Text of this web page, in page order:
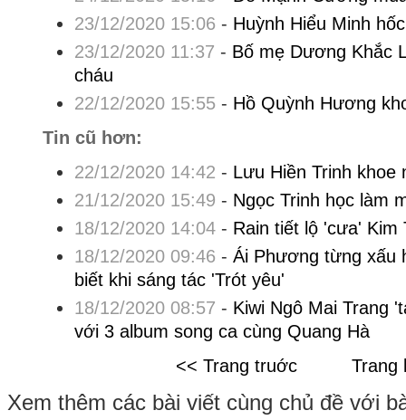
23/12/2020 15:06 - Huỳnh Hiểu Minh
23/12/2020 11:37 - Bố mẹ Dương Khắc
cháu
22/12/2020 15:55- Hồ Quỳnh Hương
Tin cũ hơn:
22/12/2020 14:42 - Lưu Hiền Trinh khoe
21/12/2020 15:49 - Ngọc Trinh học làm
18/12/2020 14:04- Rain tiết lộ 'cưa' Kim
18/12/2020 09:46 - Ái Phương từng xấu
biết khi sáng tác 'Trót yêu'
18/12/2020 08:57 - Kiwi Ngô Mai Trang
với 3 album song ca cùng Quang Hà
<< Trang truớc
Trang
Xem thêm các bài viết cùng chủ đề với